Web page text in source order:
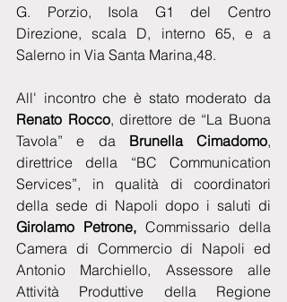
G. Porzio, Isola G1 del Centro
Direzione, scala D, interno 65, e a
Salerno in Via Santa Marina,48.
Renato Rocco, direttore de “La Buona
Tavola” e da Brunella Cimadomo,
direttrice della “BC Communication
Services”, in qualità di coordinatori
Girolamo Petrone, Commissario della
Camera di Commercio di Napoli ed
Antonio Marchiello, Assessore alle
Attività Produttive della Regione